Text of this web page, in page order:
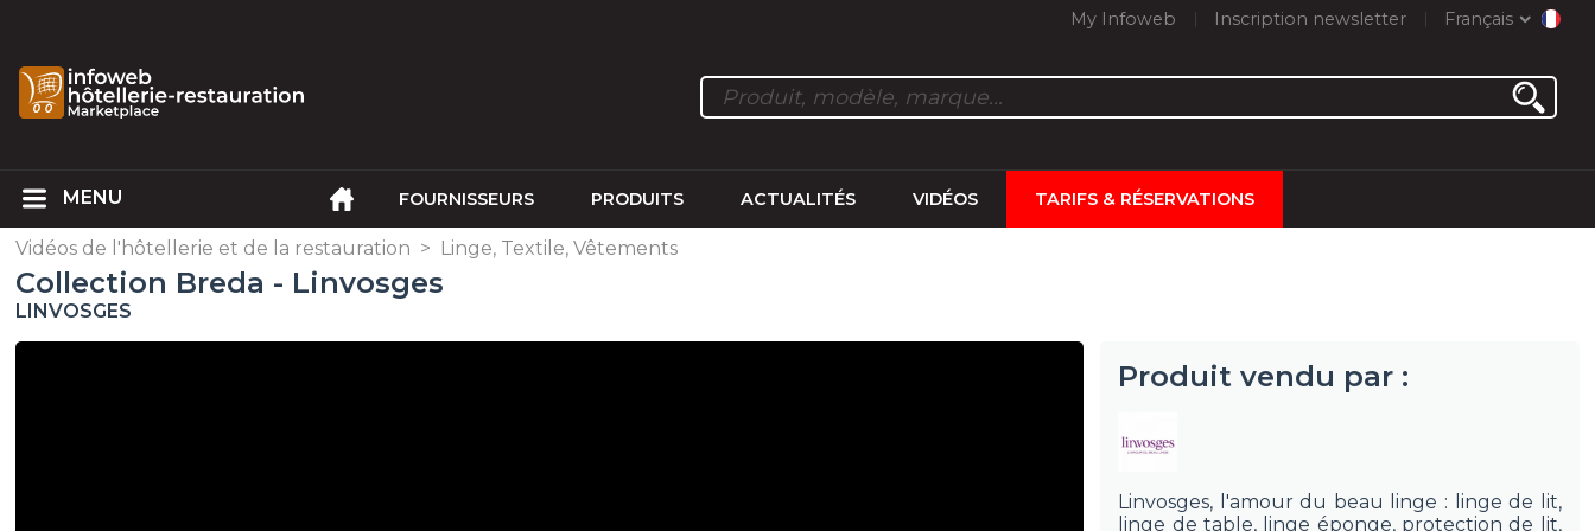
My Infoweb Inscription newsletter Français
FOURNISSEURS PRODUITS ACTUALITÉS VIDÉOS TARIFS & RÉSERVATIONS
Vidéos de l'hôtellerie et de la restauration > Linge, Textile, Vêtements
Collection Breda - Linvosges
LINVOSGES
Produit vendu par :
Linvosges, l'amour du beau linge : linge de lit,
linge de table, linge éponge, protection de lit,